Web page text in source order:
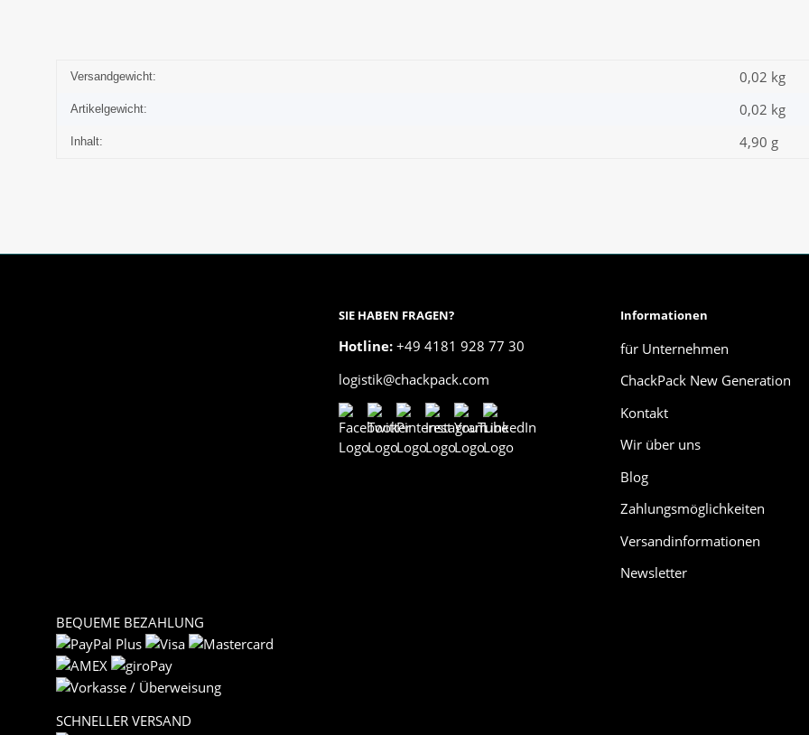
Versandgewicht: 0,02 kg
Artikelgewicht: 0,02 kg
Inhalt: 4,90 g
SIE HABEN FRAGEN?
Hotline:+49 4181 928 77 30
logistik@chackpack.com
Informationen
für Unternehmen
ChackPack New Generation
Kontakt
Wir über uns
Blog
Zahlungsmöglichkeiten
Versandinformationen
Newsletter
BEQUEME BEZAHLUNG
SCHNELLER VERSAND